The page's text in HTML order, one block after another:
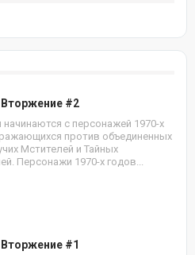
#2
с персонажей 1970-х
против объединенных
Мстителей и Тайных
Персонажи 1970-х годов...
#1